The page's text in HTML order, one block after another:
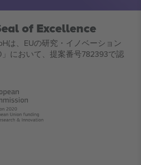
of Excellence
は、EUの研究・イノベーション
において、提案番号782393で認